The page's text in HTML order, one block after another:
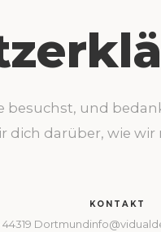
besuchst, und
dich darüber, wie wir
Dortmund
KONTAKT